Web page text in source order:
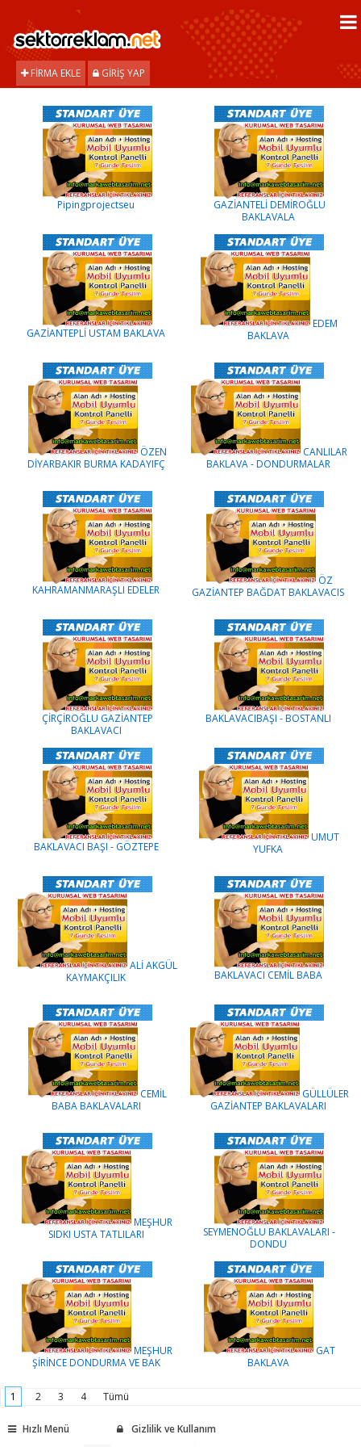
FIRMA EKLE GIRIŞ YAP
Pipingprojectseu
GAZİANTELİ DEMİROĞLU
BAKLAVALA
GAZİANTEPLİ USTAM BAKLAVA
EDEM
BAKLAVA
ÖZEN
DİYARBAKIR BURMA KADAYIFÇ
CANLILAR
BAKLAVA - DONDURMALAR
KAHRAMANMARAŞLI EDELER
ÖZ
GAZİANTEP BAĞDAT BAKLAVACIS
ÇİRÇİROĞLU GAZİANTEP
BAKLAVACI
BAKLAVACIBAŞI - BOSTANLI
BAKLAVACI BAŞI - GÖZTEPE
UMUT
YUFKA
ALİ AKGÜL
KAYMAKÇILIK
BAKLAVACI CEMİL BABA
CEMİL
BABA BAKLAVALARI
GÜLLÜLER
GAZİANTEP BAKLAVALARI
MEŞHUR
SIDKI USTA TATLILARI
SEYMENOĞLU BAKLAVALARI -
DONDU
MEŞHUR
ŞİRİNCE DONDURMA VE BAK
GAT
BAKLAVA
1 2 3 4 Tümü
Hızlı Menü
Gizlilik ve Kullanım